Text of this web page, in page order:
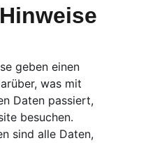
geben einen
was mit
Daten passiert,
besuchen.
sind alle Daten,